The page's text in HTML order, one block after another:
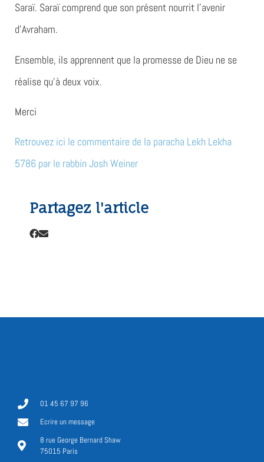
Saraï. Saraï comprend que son présent nourrit l’avenir
d’Avraham.
Ensemble, ils apprennent que la promesse de Dieu ne se
réalise qu’à deux voix.
Merci
Retrouvez ici le commentaire de la paracha Lekh Lekha
5786 par le rabbin Josh Weiner
Partagez l'article
01 45 67 97 96
Ecrire un message
8 rue George Bernard Shaw
75015 Paris